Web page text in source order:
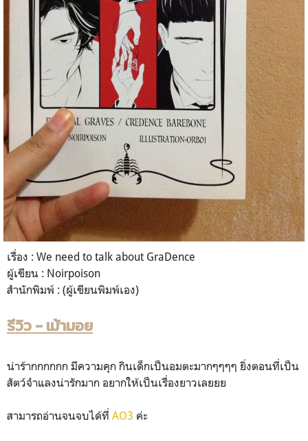
เรื่อง : We need to talk about GraDence
ผู้เขียน : Noirpoison
สำนักพิมพ์ : (ผู้เขียนพิมพ์เอง)
รีวิว - เม้ามอย
น่าร้ากกกกกก มีความคุก กินเด็กเป็นอมตะมากๆๆๆๆ ยิ่งตอนที่เป็น
สัตว์จำแลงน่ารักมาก อยากให้เป็นเรื่องยาวเลยยย
สามารถอ่านจนจบได้ที่ AO3 ค่ะ